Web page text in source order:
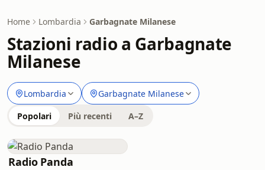
Home Lombardia Garbagnate Milanese
Stazioni radio a Garbagnate
Milanese
Lombardia Garbagnate Milanese
Popolari Più recenti A–Z
Radio Panda